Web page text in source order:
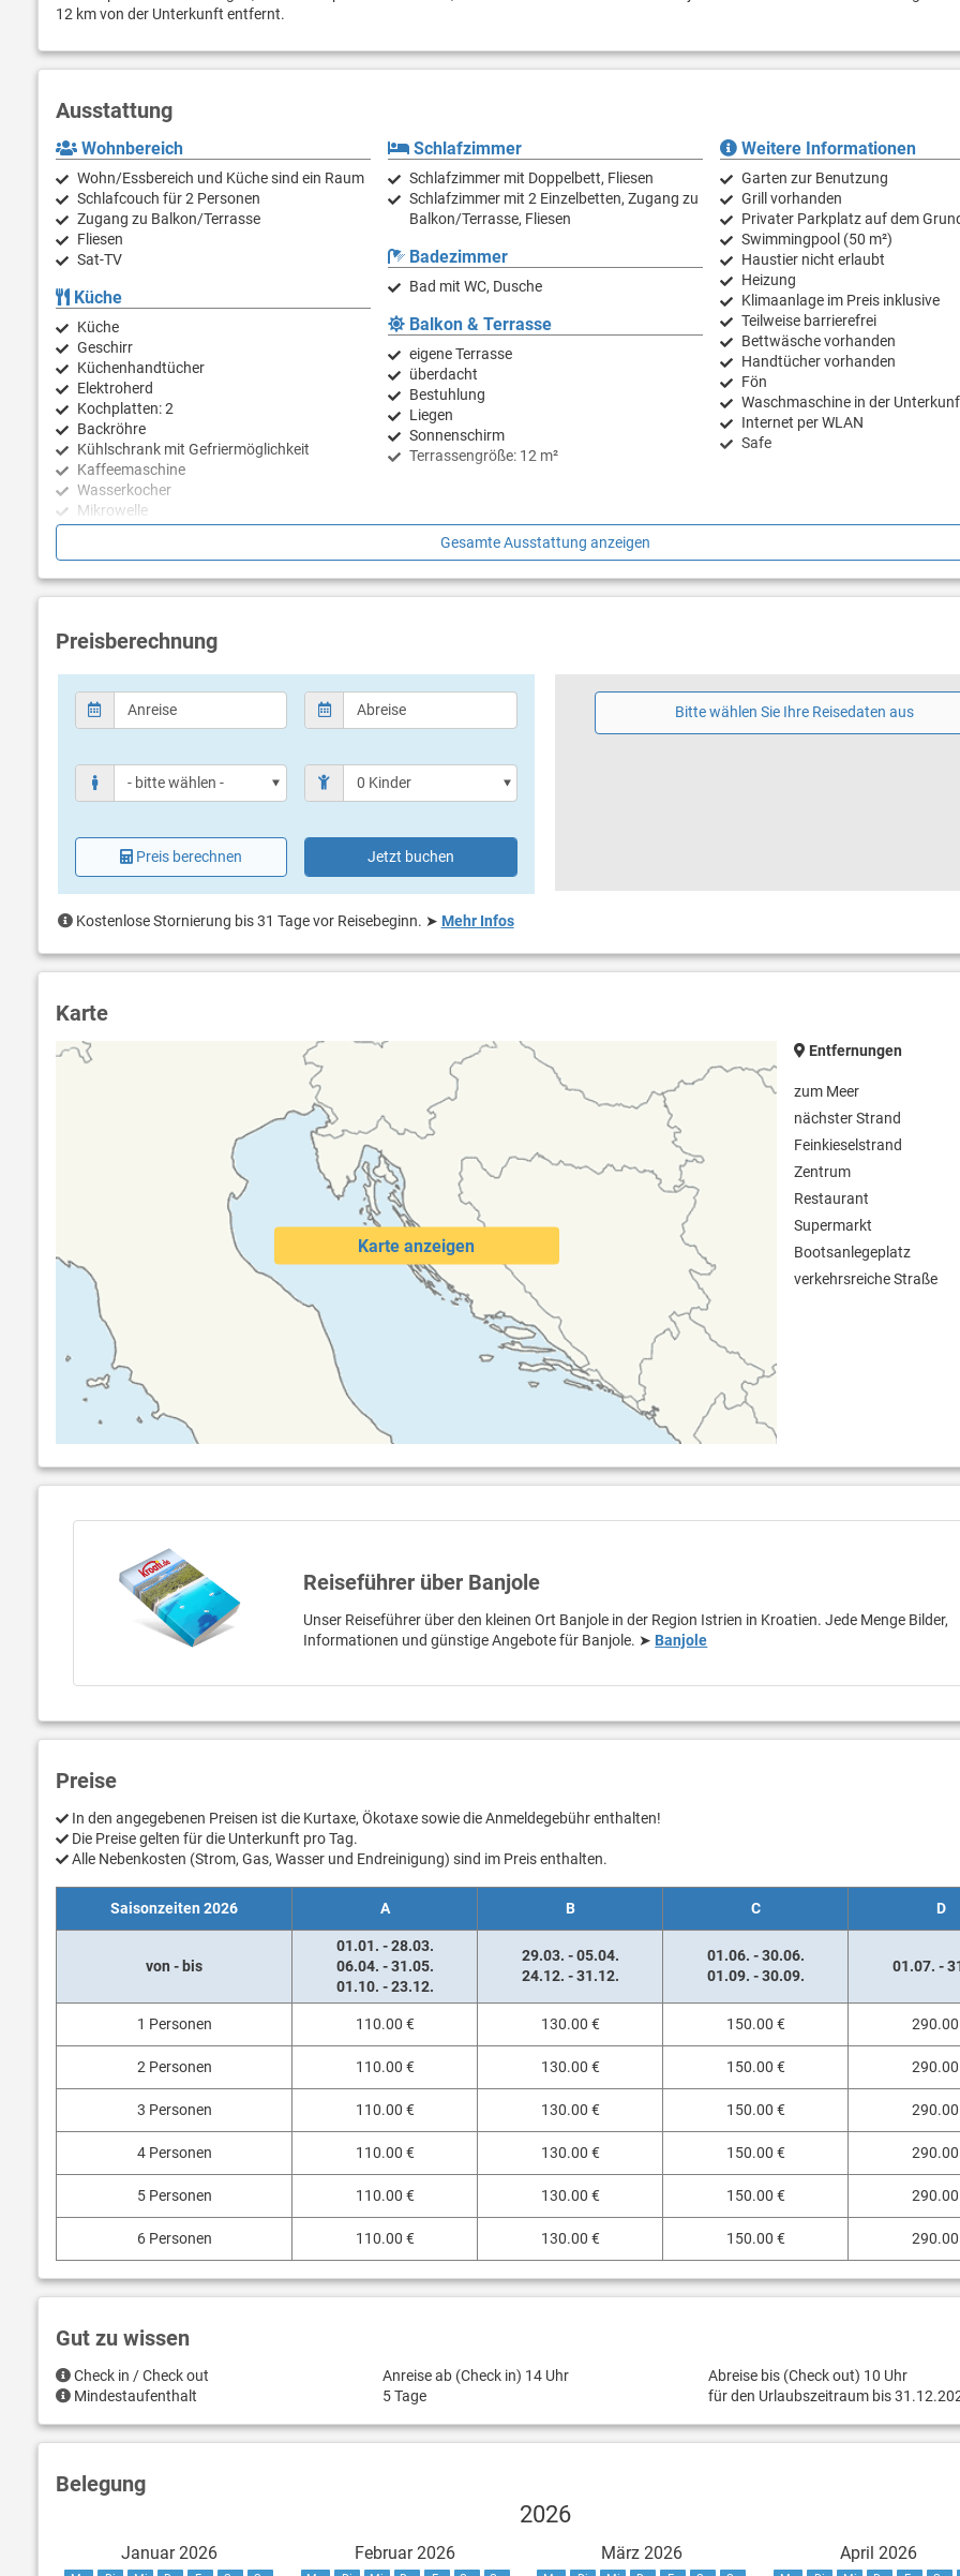
12 km von der Unterkunft entfernt.
Ausstattung
Wohnbereich
Wohn/Essbereich und Küche sind ein Raum
Schlafcouch für 2 Personen
Zugang zu Balkon/Terrasse
Fliesen
Sat-TV
Küche
Küche
Geschirr
Küchenhandtücher
Elektroherd
Kochplatten: 2
Backröhre
Kühlschrank mit Gefriermöglichkeit
Kaffeemaschine
Wasserkocher
Mikrowelle
Toaster
Schlafzimmer
Schlafzimmer mit Doppelbett, Fliesen
Schlafzimmer mit 2 Einzelbetten, Zugang zu
Balkon/Terrasse, Fliesen
Badezimmer
Bad mit WC, Dusche
Balkon & Terrasse
eigene Terrasse
überdacht
Bestuhlung
Liegen
Sonnenschirm
Terrassengröße: 12 m²
Weitere Informationen
Garten zur Benutzung
Grill vorhanden
Privater Parkplatz auf dem
Swimmingpool (50 m²)
Haustier nicht erlaubt
Heizung
Klimaanlage im Preis inklusive
Teilweise barrierefrei
Bettwäsche vorhanden
Handtücher vorhanden
Fön
Waschmaschine in der
Internet per WLAN
Safe
Gesamte Ausstattung anzeigen
Preisberechnung
Preis berechnen Jetzt buchen
Kostenlose Stornierung bis 31 Tage vor Reisebeginn. ➤ Mehr Infos
Bitte wählen Sie Ihre Reisedaten aus
Karte
Karte anzeigen
Entfernungen
zum Meer
nächster Strand
Feinkieselstrand
Zentrum
Restaurant
Supermarkt
Bootsanlegeplatz
verkehrsreiche Straße
Reiseführer über Banjole
Unser Reiseführer über den kleinen Ort Banjole in der Region Istrien in Kroatien. Jede Menge Bilder,
Informationen und günstige Angebote für Banjole. ➤ Banjole
Preise
In den angegebenen Preisen ist die Kurtaxe, Ökotaxe sowie die Anmeldegebühr enthalten!
Die Preise gelten für die Unterkunft pro Tag.
Alle Nebenkosten (Strom, Gas, Wasser und Endreinigung) sind im Preis enthalten.
Saisonzeiten 2026 A B C D
von - bis
01.01. - 28.03.
06.04. - 31.05.
01.10. - 23.12.
29.03. - 05.04.
24.12. - 31.12.
01.06. - 30.06.
01.09. - 30.09.
01.07. -
1 Personen 110.00 € 130.00 € 150.00 € 290.00
2 Personen 110.00 € 130.00 € 150.00 € 290.00
3 Personen 110.00 € 130.00 € 150.00 € 290.00
4 Personen 110.00 € 130.00 € 150.00 € 290.00
5 Personen 110.00 € 130.00 € 150.00 € 290.00
6 Personen 110.00 € 130.00 € 150.00 € 290.00
Gut zu wissen
Check in / Check out Anreise ab (Check in) 14 Uhr
Abreise bis (Check out) 10 Uhr
Mindestaufenthalt
5 Tage für den Urlaubszeitraum bis
Belegung
2026
Januar 2026 Februar 2026 März 2026 April 2026